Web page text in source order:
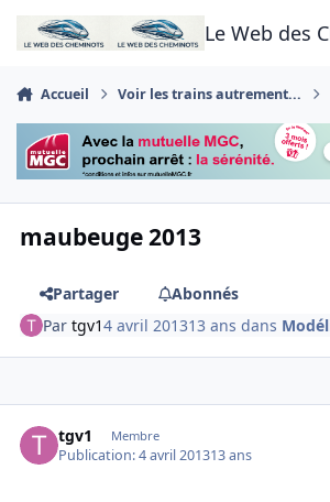
Aller au contenu
Le Web des
Accueil Voir les trains autrement...
maubeuge 2013
Partager
Abonnés
Partgv14 avril 201313 ans dans
tgv1 Membre
Publication:4 avril 201313 ans